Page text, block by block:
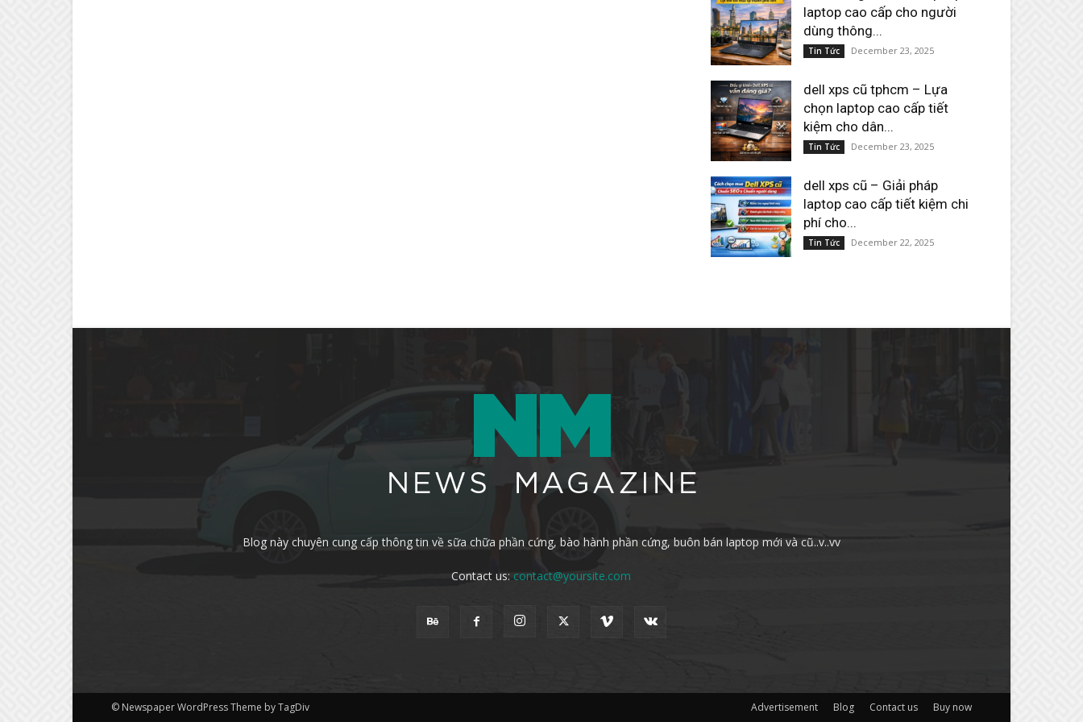
laptop cao cấp cho người
dùng thông...
Tin Tức December 23, 2025
dell xps cũ tphcm – Lựa
chọn laptop cao cấp tiết
kiệm cho dân...
Tin Tức December 23, 2025
dell xps cũ – Giải pháp
laptop cao cấp tiết kiệm chi
phí cho...
Tin Tức December 22, 2025
Blog này chuyên cung cấp thông tin về sữa chữa phần cứng, bào hành phần cứng, buôn bán laptop mới và cũ..v..vv
Contact us:contact@yoursite.com
Advertisement Blog Contact us Buy now
© Newspaper WordPress Theme by TagDiv